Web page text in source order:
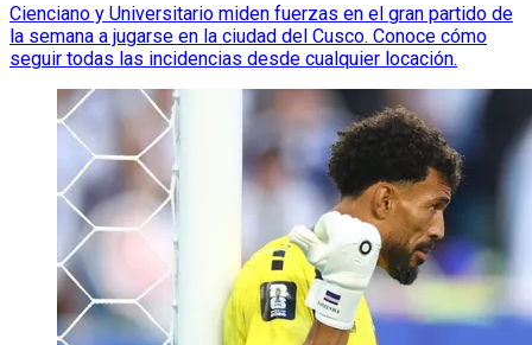
Cienciano y Universitario miden fuerzas en el gran partido de
la semana a jugarse en la ciudad del Cusco. Conoce cómo
seguir todas las incidencias desde cualquier locación.